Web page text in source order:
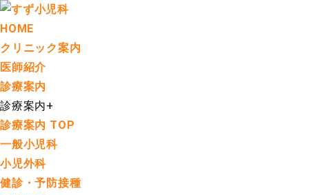
HOME
クリニック案内
医師紹介
診療案内
診療案内+
診療案内 TOP
一般小児科
小児外科
健診・予防接種